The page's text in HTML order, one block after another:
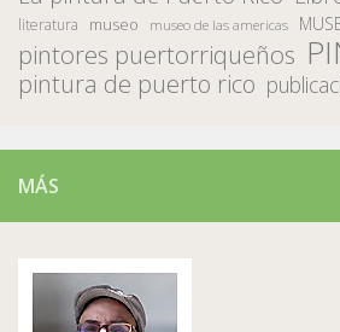
literatura museo museo de las americas
pintores puertorriqueños
pintura de puerto rico
MÁS